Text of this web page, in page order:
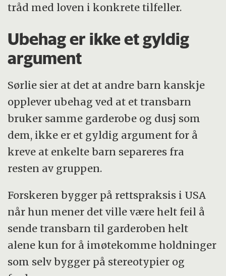
tråd med loven i konkrete tilfeller.
Ubehag er ikke et gyldig
argument
Sørlie sier at det at andre barn kanskje
opplever ubehag ved at et transbarn
bruker samme garderobe og dusj som
dem, ikke er et gyldig argument for å
kreve at enkelte barn separeres fra
resten av gruppen.
Forskeren bygger på rettspraksis i USA
når hun mener det ville være helt feil å
sende transbarn til garderoben helt
alene kun for å imøtekomme holdninger
som selv bygger på stereotypier og